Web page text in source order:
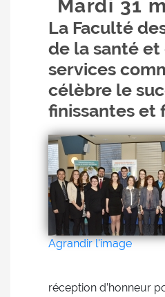
Mardi 31
La Faculté
de la santé et
services
célèbre le
finissantes et
Agrandir l'image
réception d’honneur